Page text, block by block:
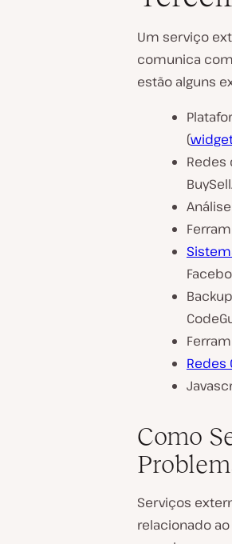
Um serviço
comunica
estão alguns
(
Redes
Redes
Como
Serviços
relacionado